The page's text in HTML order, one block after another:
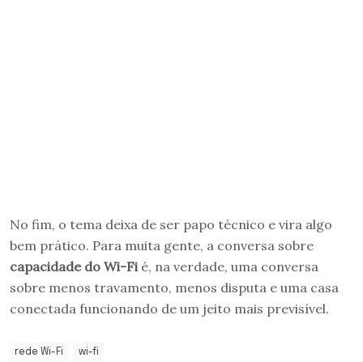
No fim, o tema deixa de ser papo técnico e vira algo
bem prático. Para muita gente, a conversa sobre
capacidade do Wi-Fi é, na verdade, uma conversa
sobre menos travamento, menos disputa e uma casa
conectada funcionando de um jeito mais previsível.
rede Wi-Fi wi-fi